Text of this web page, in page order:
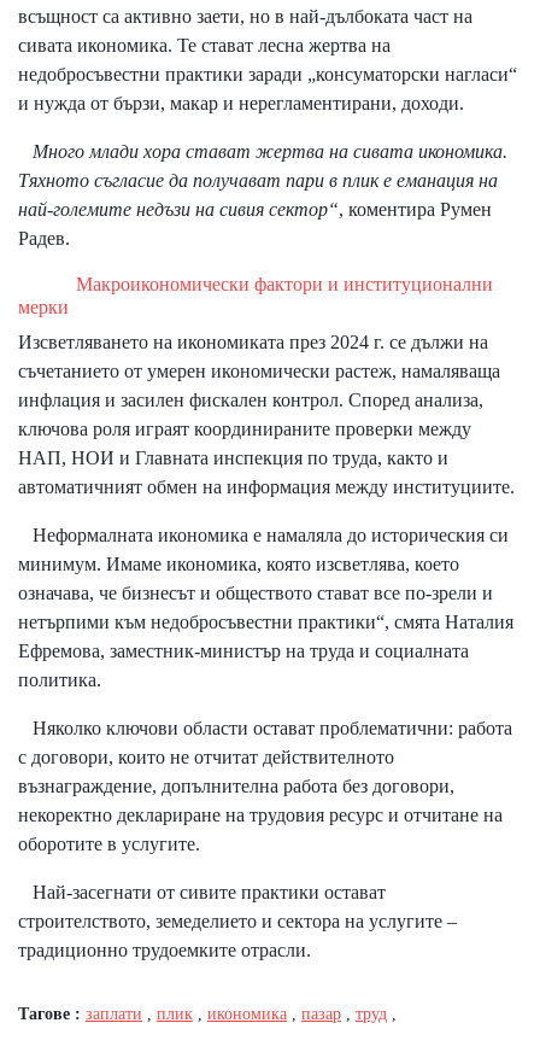
всъщност са активно заети, но в най-дълбоката част на
сивата икономика. Те стават лесна жертва на
недобросъвестни практики заради „консуматорски нагласи“
и нужда от бързи, макар и нерегламентирани, доходи.
Много млади хора стават жертва на сивата икономика.
Тяхното съгласие да получават пари в плик е еманация на
най-големите недъзи на сивия сектор“, коментира Румен
Радев.
Макроикономически фактори и институционални
мерки
Изсветляването на икономиката през 2024 г. се дължи на
съчетанието от умерен икономически растеж, намаляваща
инфлация и засилен фискален контрол. Според анализа,
ключова роля играят координираните проверки между
НАП, НОИ и Главната инспекция по труда, както и
автоматичният обмен на информация между институциите.
Неформалната икономика е намаляла до историческия си
минимум. Имаме икономика, която изсветлява, което
означава, че бизнесът и обществото стават все по-зрели и
нетърпими към недобросъвестни практики“, смята Наталия
Ефремова, заместник-министър на труда и социалната
политика.
Няколко ключови области остават проблематични: работа
с договори, които не отчитат действителното
възнаграждение, допълнителна работа без договори,
некоректно деклариране на трудовия ресурс и отчитане на
оборотите в услугите.
Най-засегнати от сивите практики остават
строителството, земеделието и сектора на услугите –
традиционно трудоемките отрасли.
Тагове : заплати плик икономика пазар труд